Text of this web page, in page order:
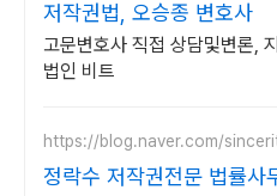
저작권법, 오승종 변호사
고문변호사 직접 상담및변론,
법인 비트
https://blog.naver.com/
정락수 저작권전문 법률사